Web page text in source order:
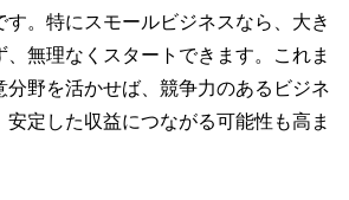
す。特にスモールビジネスなら、大き
、無理なくスタートできます。これま
分野を活かせば、競争力のあるビジネ
安定した収益につながる可能性も高ま